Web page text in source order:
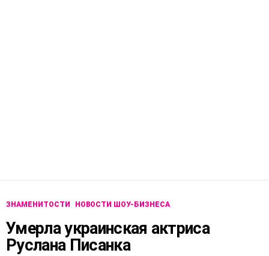
ЗНАМЕНИТОСТИ НОВОСТИ ШОУ-БИЗНЕСА
Умерла украинская актриса
Руслана Писанка